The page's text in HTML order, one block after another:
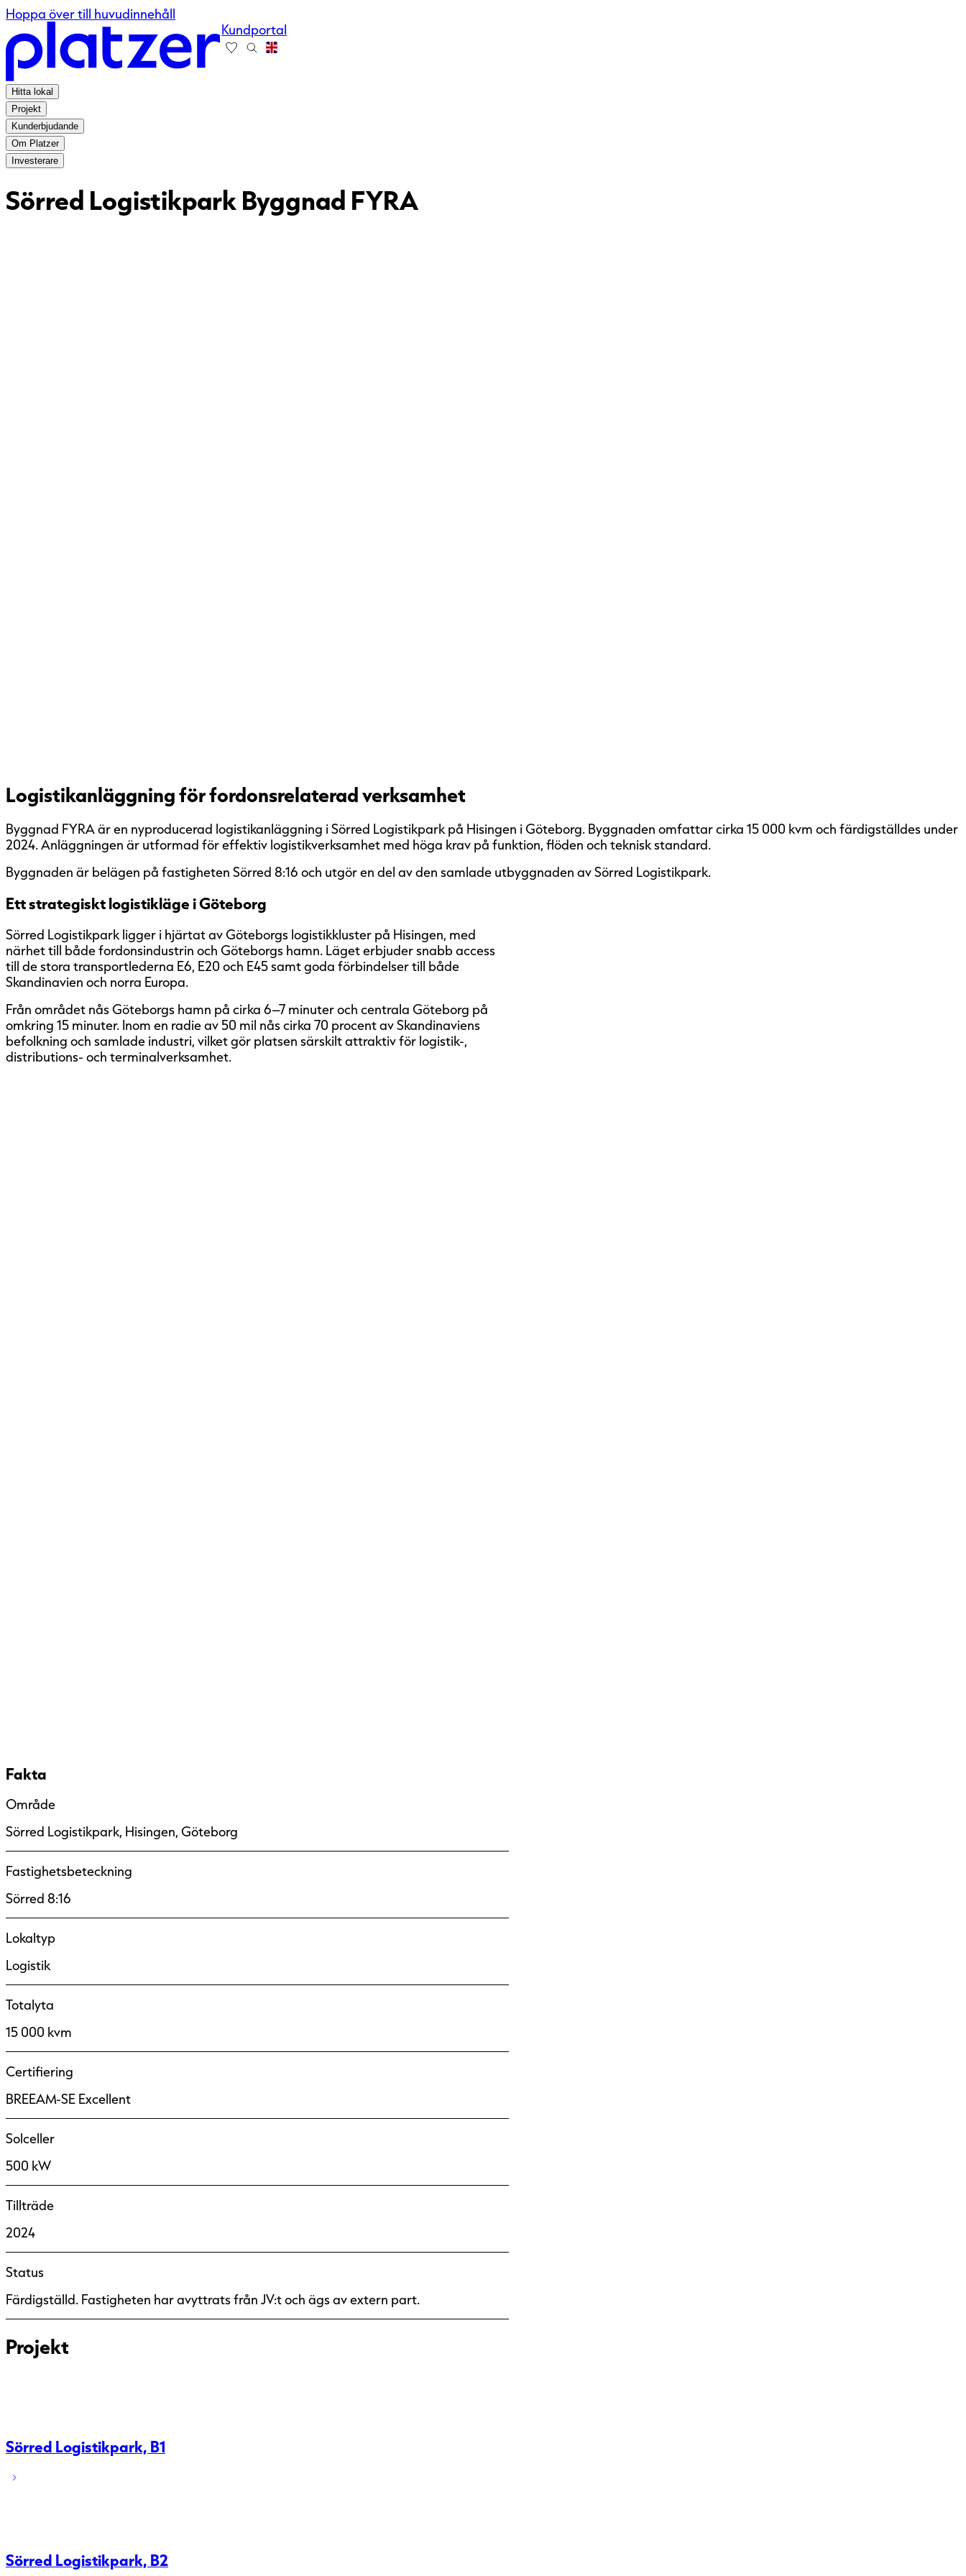
Hoppa över till huvudinnehåll
Hitta lokal
Projekt
Kunderbjudande
Om Platzer
Investerare
Kundportal
Sörred Logistikpark Byggnad FYRA
Logistikanläggning för fordonsrelaterad verksamhet
Byggnad FYRA är en nyproducerad logistikanläggning i Sörred Logistikpark på Hisingen i Göteborg. Byggnaden omfattar cirka 15 000 kvm och färdigställdes under
2024. Anläggningen är utformad för effektiv logistikverksamhet med höga krav på funktion, flöden och teknisk standard.
Byggnaden är belägen på fastigheten Sörred 8:16 och utgör en del av den samlade utbyggnaden av Sörred Logistikpark.
Ett strategiskt logistikläge i Göteborg
Sörred Logistikpark ligger i hjärtat av Göteborgs logistikkluster på Hisingen, med
närhet till både fordonsindustrin och Göteborgs hamn. Läget erbjuder snabb access
till de stora transportlederna E6, E20 och E45 samt goda förbindelser till både
Skandinavien och norra Europa.
Från området nås Göteborgs hamn på cirka 6–7 minuter och centrala Göteborg på
omkring 15 minuter. Inom en radie av 50 mil nås cirka 70 procent av Skandinaviens
befolkning och samlade industri, vilket gör platsen särskilt attraktiv för logistik-,
distributions- och terminalverksamhet.
Fakta
Område
Sörred Logistikpark, Hisingen, Göteborg
Fastighetsbeteckning
Sörred 8:16
Lokaltyp
Logistik
Totalyta
15 000 kvm
Certifiering
BREEAM-SE Excellent
Solceller
500 kW
Tillträde
2024
Status
Färdigställd. Fastigheten har avyttrats från JV:t och ägs av extern part.
Projekt
Sörred Logistikpark, B1
Sörred Logistikpark, B2